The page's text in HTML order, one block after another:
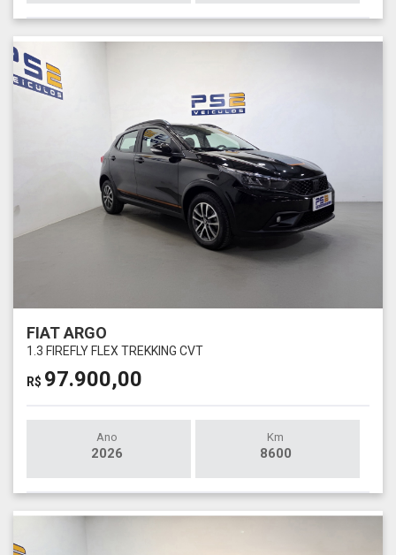
FIAT ARGO
1.3 FIREFLY FLEX TREKKING CVT
R$ 97.900,00
Ano
2026
Km
8600